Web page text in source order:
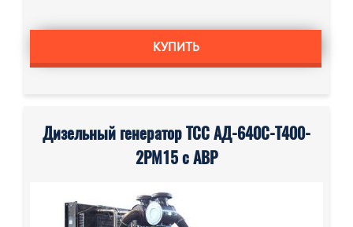
КУПИТЬ
Дизельный генератор ТСС АД-640С-Т400-
2РМ15 с АВР